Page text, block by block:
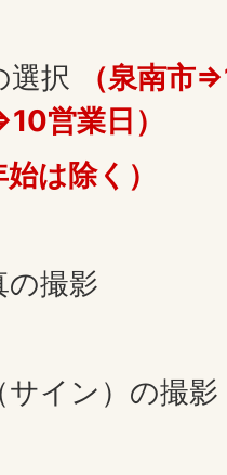
選択
（泉南市
営業日）
は除く）
の撮影
サイン）の撮影